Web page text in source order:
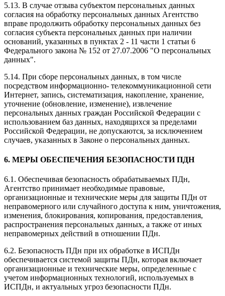
5.13. В случае отзыва субъектом персональных данных
согласия на обработку персональных данных Агентство
вправе продолжить обработку персональных данных без
согласия субъекта персональных данных при наличии
оснований, указанных в пунктах 2 - 11 части 1 статьи 6
Федерального закона № 152 от 27.07.2006 "О персональных
данных".
5.14. При сборе персональных данных, в том числе
посредством информационно- телекоммуникационной сети
Интернет, запись, систематизация, накопление, хранение,
уточнение (обновление, изменение), извлечение
персональных данных граждан Российской Федерации с
использованием баз данных, находящихся за пределами
Российской Федерации, не допускаются, за исключением
случаев, указанных в Законе о персональных данных.
6. МЕРЫ ОБЕСПЕЧЕНИЯ БЕЗОПАСНОСТИ ПДН
6.1. Обеспечивая безопасность обрабатываемых ПДн,
Агентство принимает необходимые правовые,
организационные и технические меры для защиты ПДн от
неправомерного или случайного доступа к ним, уничтожения,
изменения, блокирования, копирования, предоставления,
распространения персональных данных, а также от иных
неправомерных действий в отношении ПДн.
6.2. Безопасность ПДн при их обработке в ИСПДн
обеспечивается системой защиты ПДн, которая включает
организационные и технические меры, определенные с
учетом информационных технологий, используемых в
ИСПДн, и актуальных угроз безопасности ПДн.